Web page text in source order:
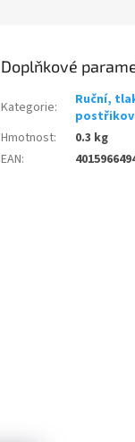
Doplňkové
Kategorie:
Ruční,
Hmotnost:
0.3 kg
EAN: